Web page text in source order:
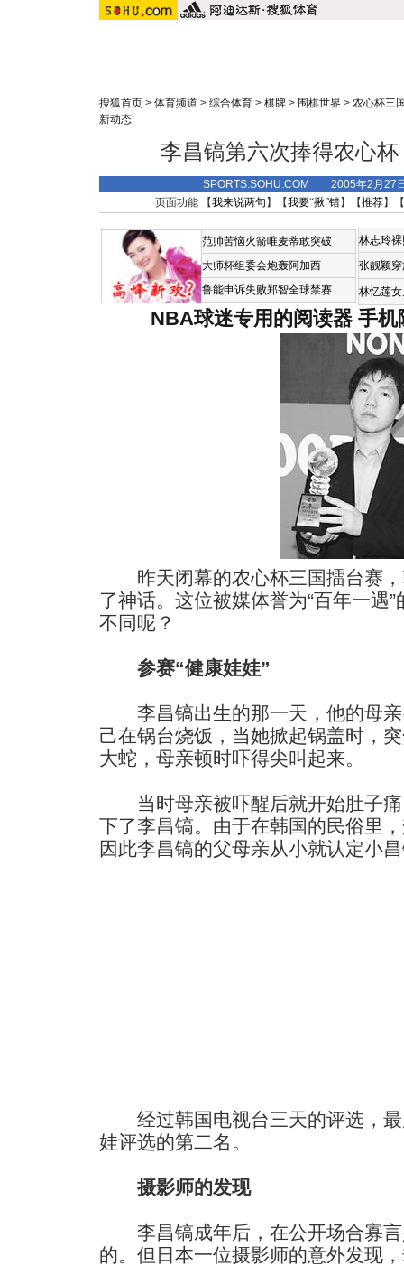
搜狐首页 > 体育频道 > 综合体育 > 棋牌 > 围棋世界 > 农心杯三
新动态
李昌镐第六次捧得农心
SPORTS.SOHU.COM 2005年2月27
页面功能 【我来说两句 】【我要“揪”错】【推荐】
范帅苦恼火箭唯麦蒂敢突破
大师杯组委会炮轰阿加西
鲁能申诉失败郑智全球禁赛
林志玲
张靓颖
林忆莲
NBA球迷专用的阅读器 手机
昨天闭幕的农心杯三国擂台赛，
了神话。这位被媒体誉为“百年一遇
不同呢？
参赛“健康娃娃”
李昌镐出生的那一天，他的母
己在锅台烧饭，当她掀起锅盖时，
大蛇，母亲顿时吓得尖叫起来。
当时母亲被吓醒后就开始肚子痛
下了李昌镐。由于在韩国的民俗里
因此李昌镐的父母亲从小就认定小
经过韩国电视台三天的评选，最
娃评选的第二名。
摄影师的发现
李昌镐成年后，在公开场合寡言
的。但日本一位摄影师的意外发现